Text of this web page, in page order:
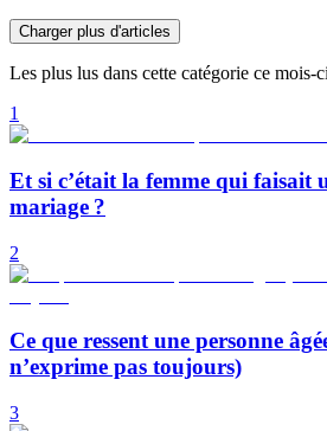
Charger plus d'articles
Les plus lus dans cette catégorie ce mois-ci
1
Et si c’était la femme qui faisait
mariage ?
2
Ce que ressent une personne
n’exprime pas toujours)
3